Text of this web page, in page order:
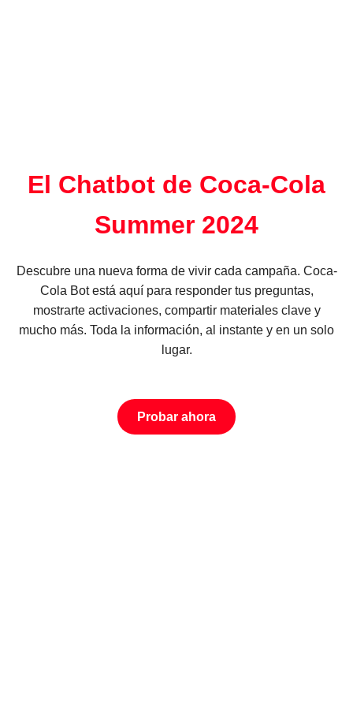
El Chatbot de Coca-Cola
Summer 2024
Descubre una nueva forma de vivir cada campaña. Coca-
Cola Bot está aquí para responder tus preguntas,
mostrarte activaciones, compartir materiales clave y
mucho más. Toda la información, al instante y en un solo
lugar.
Probar ahora